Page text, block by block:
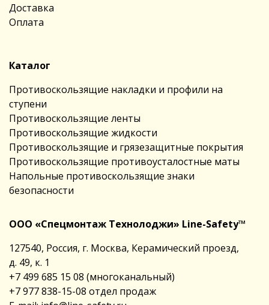
Доставка
Оплата
Каталог
Противоскользящие накладки и профили на
ступени
Противоскользящие ленты
Противоскользящие жидкости
Противоскользящие и грязезащитные покрытия
Противоскользящие противоусталостные маты
Напольные противоскользящие знаки
безопасности
ООО «Спецмонтаж Технолоджи» Line-Safety™
127540, Россия, г. Москва, Керамический проезд,
д. 49, к. 1
+7 499 685 15 08 (многоканальный)
+7 977 838-15-08 отдел продаж